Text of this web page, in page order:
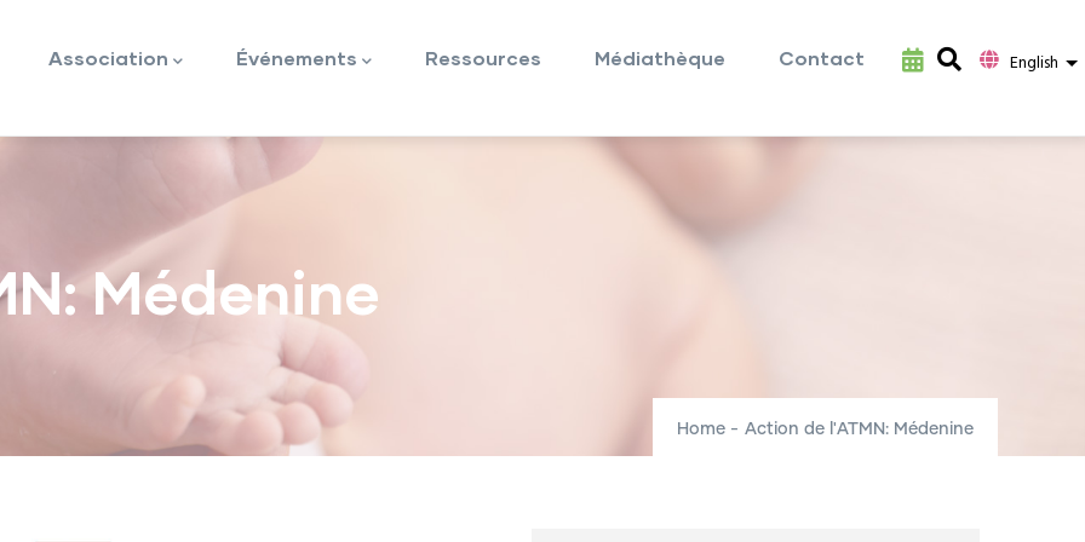
Association Événements Ressources Médiathèque Contact English
Médenine
Home - Action de l'ATMN: Médenine